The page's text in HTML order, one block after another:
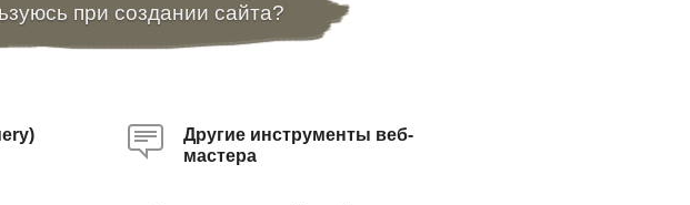
при создании сайта?
Другие инструменты веб-
мастера